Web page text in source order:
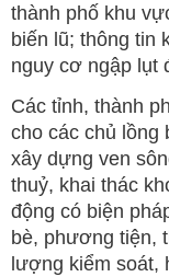
thành phố khu
biến lũ; thông tin
nguy cơ ngập lụt
Các tỉnh, thành
cho các chủ lồng
xây dựng ven
thuỷ, khai thác
động có biện
bè, phương tiện,
lượng kiểm soát,